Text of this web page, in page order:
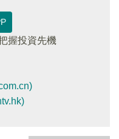
握投資先機